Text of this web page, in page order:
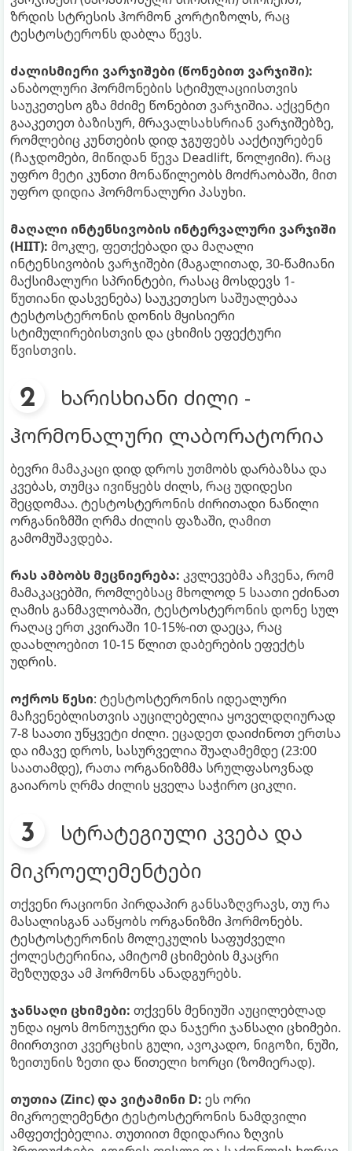
ზრდის სტრესის ჰორმონ კორტიზოლს, რაც
ტესტოსტერონს დაბლა წევს.
ძალისმიერი ვარჯიშები (წონებით ვარჯიში):
ანაბოლური ჰორმონების სტიმულაციისთვის
საუკეთესო გზა მძიმე წონებით ვარჯიშია. აქცენტი
გააკეთეთ ბაზისურ, მრავალსახსრიან ვარჯიშებზე,
რომლებიც კუნთების დიდ ჯგუფებს ააქტიურებენ
(ჩაჯდომები, მიწიდან წევა Deadlift, წოლჟიმი). რაც
უფრო მეტი კუნთი მონაწილეობს მოძრაობაში, მით
უფრო დიდია ჰორმონალური პასუხი.
მაღალი ინტენსივობის ინტერვალური ვარჯიში
(HIIT): მოკლე, ფეთქებადი და მაღალი
ინტენსივობის ვარჯიშები (მაგალითად, 30-წამიანი
მაქსიმალური სპრინტები, რასაც მოსდევს 1-
წუთიანი დასვენება) საუკეთესო საშუალებაა
ტესტოსტერონის დონის მყისიერი
სტიმულირებისთვის და ცხიმის ეფექტური
წვისთვის.
ხარისხიანი ძილი -
ჰორმონალური ლაბორატორია
ბევრი მამაკაცი დიდ დროს უთმობს დარბაზსა და
კვებას, თუმცა ივიწყებს ძილს, რაც უდიდესი
შეცდომაა. ტესტოსტერონის ძირითადი ნაწილი
ორგანიზმში ღრმა ძილის ფაზაში, ღამით
გამომუშავდება.
რას ამბობს მეცნიერება: კვლევებმა აჩვენა, რომ
მამაკაცებში, რომლებსაც მხოლოდ 5 საათი ეძინათ
ღამის განმავლობაში, ტესტოსტერონის დონე სულ
რაღაც ერთ კვირაში 10-15%-ით დაეცა, რაც
დაახლოებით 10-15 წლით დაბერების ეფექტს
უდრის.
ოქროს წესი: ტესტოსტერონის იდეალური
მაჩვენებლისთვის აუცილებელია ყოველდღიურად
7-8 საათი უწყვეტი ძილი. ეცადეთ დაიძინოთ ერთსა
და იმავე დროს, სასურველია შუაღამემდე (23:00
საათამდე), რათა ორგანიზმმა სრულფასოვნად
გაიაროს ღრმა ძილის ყველა საჭირო ციკლი.
სტრატეგიული კვება და
მიკროელემენტები
თქვენი რაციონი პირდაპირ განსაზღვრავს, თუ რა
მასალისგან ააწყობს ორგანიზმი ჰორმონებს.
ტესტოსტერონის მოლეკულის საფუძველი
ქოლესტერინია, ამიტომ ცხიმების მკაცრი
შეზღუდვა ამ ჰორმონს ანადგურებს.
ჯანსაღი ცხიმები: თქვენს მენიუში აუცილებლად
უნდა იყოს მონოუჯერი და ნაჯერი ჯანსაღი ცხიმები.
მიირთვით კვერცხის გული, ავოკადო, ნიგოზი, ნუში,
ზეითუნის ზეთი და წითელი ხორცი (ზომიერად).
თუთია (Zinc) და ვიტამინი D: ეს ორი
მიკროელემენტი ტესტოსტერონის ნამდვილი
ამფეთქებელია. თუთიით მდიდარია ზღვის